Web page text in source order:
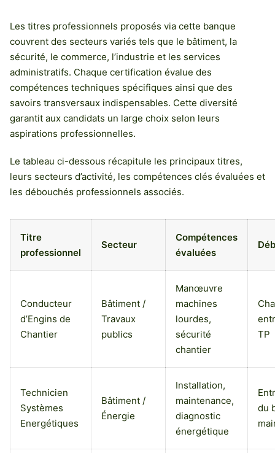
Les titres professionnels proposés via cette banque
couvrent des secteurs variés tels que le bâtiment, la
sécurité, le commerce, l’industrie et les services
administratifs. Chaque certification évalue des
compétences techniques spécifiques ainsi que des
savoirs transversaux indispensables. Cette diversité
garantit aux candidats un large choix selon leurs
aspirations professionnelles.
Le tableau ci-dessous récapitule les principaux titres,
leurs secteurs d’activité, les compétences clés évaluées et
les débouchés professionnels associés.
Titre
professionnel
Secteur
Compétences
évaluées
Conducteur
d’Engins de
Chantier
Bâtiment /
Travaux
publics
Manœuvre
machines
lourdes,
sécurité
chantier
TP
Technicien
Systèmes
Energétiques
Bâtiment /
Énergie
Installation,
maintenance,
diagnostic
énergétique
du